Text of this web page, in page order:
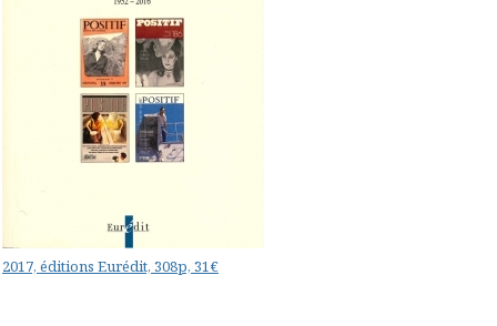
2017, éditions Eurédit, 308p, 31€